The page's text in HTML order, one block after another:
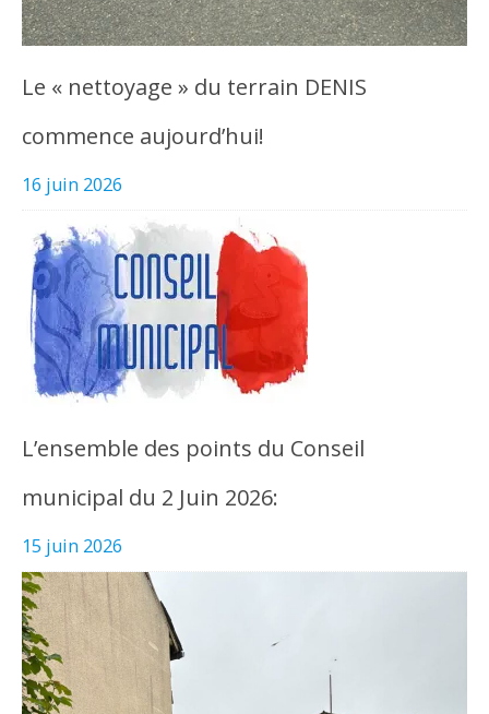
Le « nettoyage » du terrain DENIS
commence aujourd’hui!
16 juin 2026
L’ensemble des points du Conseil
municipal du 2 Juin 2026:
15 juin 2026